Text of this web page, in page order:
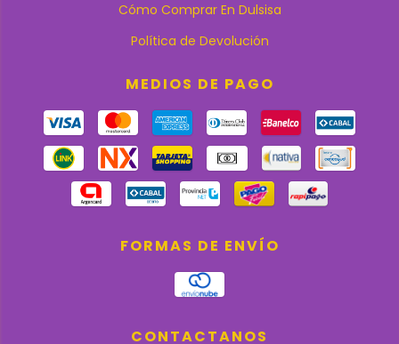
Cómo Comprar En Dulsisa
Política de Devolución
MEDIOS DE PAGO
FORMAS DE ENVÍO
CONTACTANOS